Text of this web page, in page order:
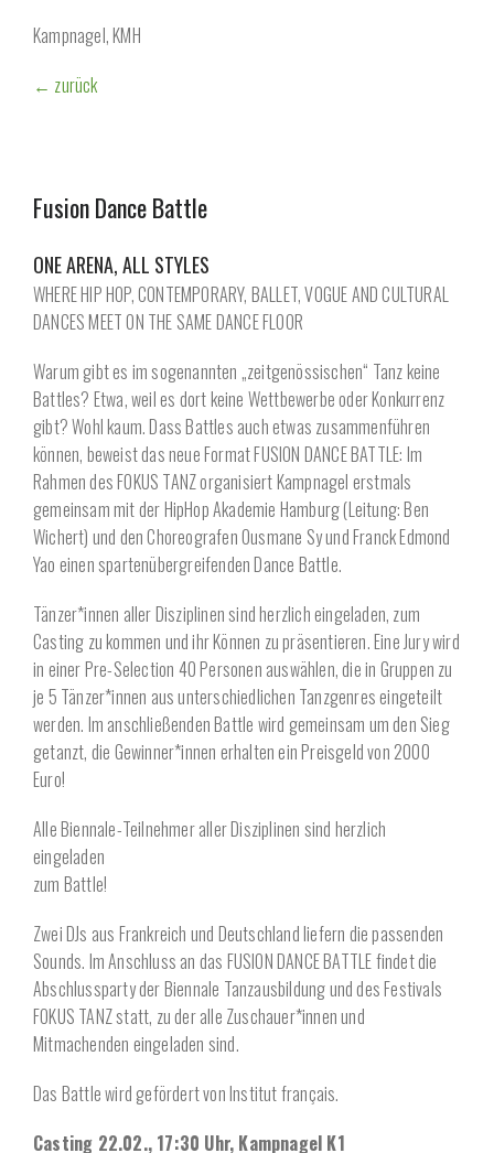
Kampnagel, KMH
← zurück
Fusion Dance Battle
ONE ARENA, ALL STYLES
WHERE HIP HOP, CONTEMPORARY, BALLET, VOGUE AND CULTURAL
DANCES MEET ON THE SAME DANCE FLOOR
Warum gibt es im sogenannten „zeitgenössischen“ Tanz keine
Battles? Etwa, weil es dort keine Wettbewerbe oder Konkurrenz
gibt? Wohl kaum. Dass Battles auch etwas zusammenführen
können, beweist das neue Format FUSION DANCE BATTLE: Im
Rahmen des FOKUS TANZ organisiert Kampnagel erstmals
gemeinsam mit der HipHop Akademie Hamburg (Leitung: Ben
Wichert) und den Choreografen Ousmane Sy und Franck Edmond
Yao einen spartenübergreifenden Dance Battle.
Tänzer*innen aller Disziplinen sind herzlich eingeladen, zum
Casting zu kommen und ihr Können zu präsentieren. Eine Jury wird
in einer Pre-Selection 40 Personen auswählen, die in Gruppen zu
je 5 Tänzer*innen aus unterschiedlichen Tanzgenres eingeteilt
werden. Im anschließenden Battle wird gemeinsam um den Sieg
getanzt, die Gewinner*innen erhalten ein Preisgeld von 2000
Euro!
Alle Biennale-Teilnehmer aller Disziplinen sind herzlich
eingeladen
zum Battle!
Zwei DJs aus Frankreich und Deutschland liefern die passenden
Sounds. Im Anschluss an das FUSION DANCE BATTLE findet die
Abschlussparty der Biennale Tanzausbildung und des Festivals
FOKUS TANZ statt, zu der alle Zuschauer*innen und
Mitmachenden eingeladen sind.
Das Battle wird gefördert von Institut français.
Casting 22.02., 17:30 Uhr, Kampnagel K1